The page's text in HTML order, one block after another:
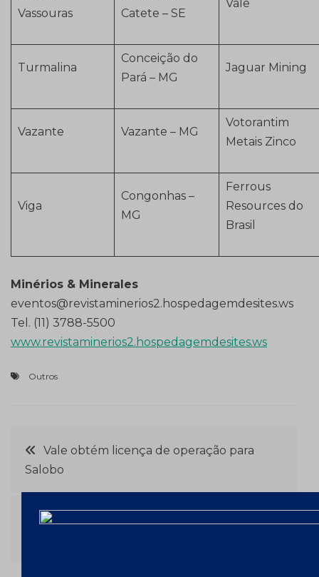
Vassouras
Catete – SE
Vale
Turmalina
Conceição do
Pará – MG
Jaguar Mining
Vazante Vazante – MG
Votorantim
Metais Zinco
Viga
Congonhas –
MG
Ferrous
Resources do
Brasil
Minérios & Minerales
eventos@revistaminerios2.hospedagemdesites.ws
Tel. (11) 3788-5500
www.revistaminerios2.hospedagemdesites.ws
Outros
Navegação
Post
Vale obtém licença de operação para
Salobo